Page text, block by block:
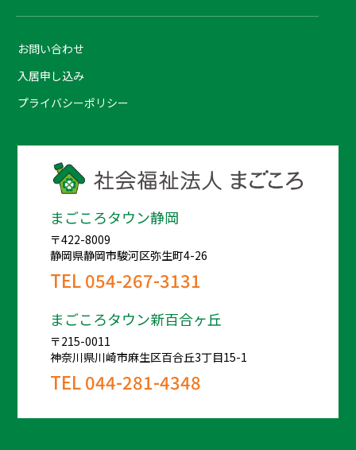
お問い合わせ
入居申し込み
プライバシーポリシー
まごころタウン静岡
〒422-8009
静岡県静岡市駿河区弥生町4-26
TEL054-267-3131
まごころタウン新百合ヶ丘
〒215-0011
神奈川県川崎市麻生区百合丘3丁目15-1
TEL044-281-4348